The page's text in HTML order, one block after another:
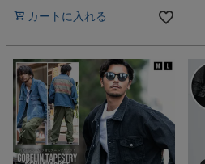
カートに入れる